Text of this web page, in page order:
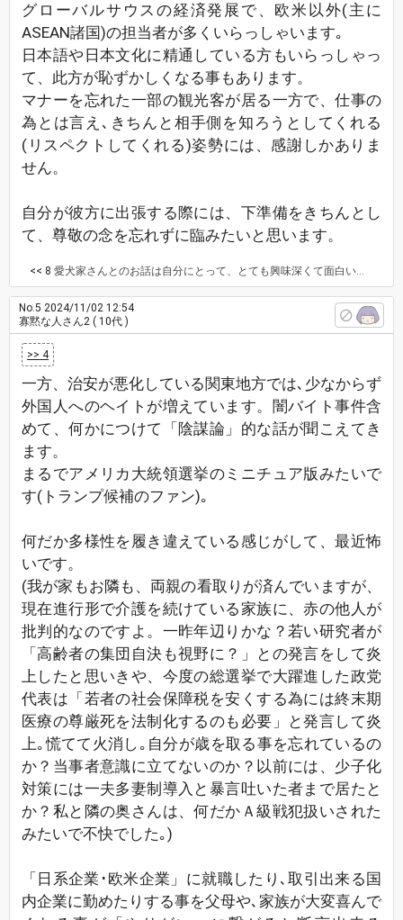
グローバルサウスの経済発展で、欧米以外(主に
ASEAN諸国)の担当者が多くいらっしゃいます｡
日本語や日本文化に精通している方もいらっしゃっ
て、此方が恥ずかしくなる事もあります。
マナーを忘れた一部の観光客が居る一方で、仕事の
為とは言え､きちんと相手側を知ろうとしてくれる
(リスペクトしてくれる)姿勢には、感謝しかありま
せん。
自分が彼方に出張する際には、下準備をきちんとし
て、尊敬の念を忘れずに臨みたいと思います。
<< 8 愛犬家さんとのお話は自分にとって、とても興味深くて面白いです、普通に生活していたらお聞きできないお話なので。一部の外国人観光客はマナーがよくないイメージしかなかったけど、仕事のためとはいえ、相手側を知ろうとしてくれる外国人の方々のお話を聞くと、自分は偏見のカタマリだと気付かされます。
No.5 2024/11/02 12:54
寡黙な人さん2 ( 10代 )
>> 4
一方、治安が悪化している関東地方では､少なからず
外国人へのヘイトが増えています。闇バイト事件含
めて、何かにつけて「陰謀論」的な話が聞こえてき
ます。
まるでアメリカ大統領選挙のミニチュア版みたいで
す(トランプ候補のファン)｡
何だか多様性を履き違えている感じがして、最近怖
いです。
(我が家もお隣も、両親の看取りが済んでいますが、
現在進行形で介護を続けている家族に、赤の他人が
批判的なのですよ。一昨年辺りかな？若い研究者が
「高齢者の集団自決も視野に？」との発言をして炎
上したと思いきや、今度の総選挙で大躍進した政党
代表は「若者の社会保障税を安くする為には終末期
医療の尊厳死を法制化するのも必要」と発言して炎
上｡慌てて火消し｡自分が歳を取る事を忘れているの
か？当事者意識に立てないのか？以前には、少子化
対策には一夫多妻制導入と暴言吐いた者まで居たと
か？私と隣の奥さんは、何だかＡ級戦犯扱いされた
みたいで不快でした｡)
「日系企業･欧米企業」に就職したり､取引出来る国
内企業に勤めたりする事を父母や､家族が大変喜んで